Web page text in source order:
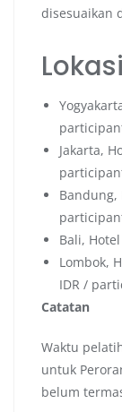
disesuaikan
Jakarta,
Bandung,
Bali,
Lombok,
IDR /
Catatan
Waktu
untuk
belum